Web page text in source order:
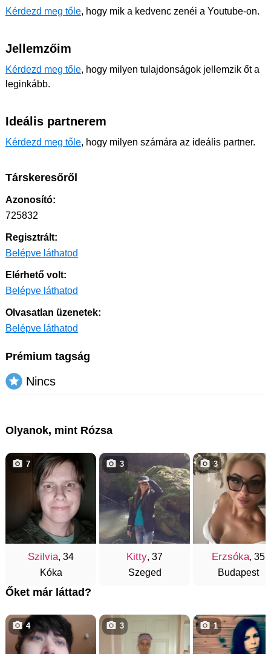
Kérdezd meg tőle, hogy mik a kedvenc zenéi a Youtube-on.
Jellemzőim
Kérdezd meg tőle, hogy milyen tulajdonságok jellemzik őt a
leginkább.
Ideális partnerem
Kérdezd meg tőle, hogy milyen számára az ideális partner.
Társkeresőről
Azonosító:
725832
Regisztrált:
Belépve láthatod
Elérhető volt:
Belépve láthatod
Olvasatlan üzenetek:
Belépve láthatod
Prémium tagság
Nincs
Olyanok, mint Rózsa
Szilvia, 34
Kóka
7
Kitty, 37
Szeged
3
Erzsóka, 35
Budapest
3
Őket már láttad?
4 3 1